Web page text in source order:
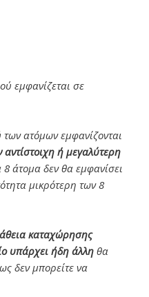
εμφανίζεται σε
ατόμων εμφανίζονται
ή μεγαλύτερη
άτομα δεν θα εμφανίσει
μικρότερη των 8
καταχώρησης
υπάρχει ήδη άλλη θα
δεν μπορείτε να